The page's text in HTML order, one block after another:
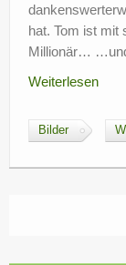
hat. Tom ist mit
Millionär…
Weiterlesen
Bilder